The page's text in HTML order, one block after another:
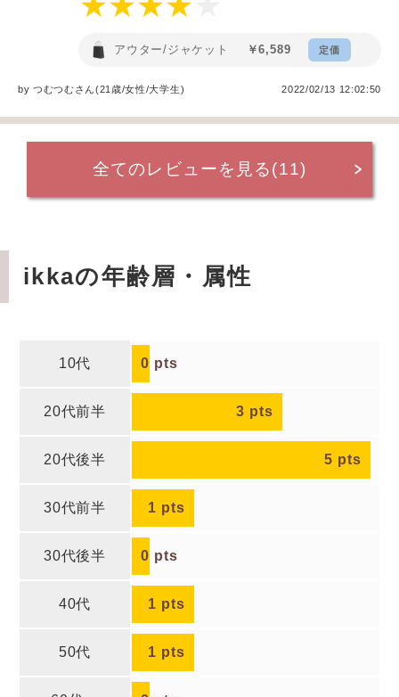
アウター/ジャケット ￥6,589 定価
byつむつむさん(21歳/女性/大学生) 2022/02/13 12:02:50
全てのレビューを見る(11)
ikkaの年齢層・属性
10代 0 pts
20代前半 3 pts
20代後半 5 pts
30代前半 1 pts
30代後半 0 pts
40代 1 pts
50代 1 pts